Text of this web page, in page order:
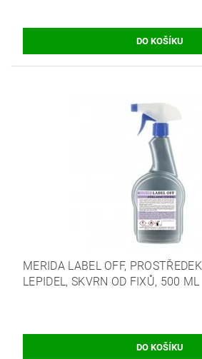
MERIDA LABEL OFF,
LEPIDEL, SKVRN OD FIXŮ, 500 ML